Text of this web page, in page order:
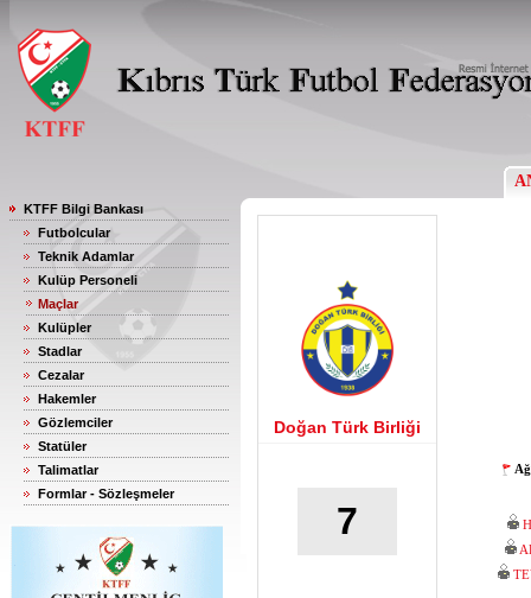
KTFF Bilgi Bankası
Futbolcular
Teknik Adamlar
Kulüp Personeli
Maçlar
Kulüpler
Stadlar
Cezalar
Hakemler
Gözlemciler
Statüler
Talimatlar
Formlar - Sözleşmeler
Doğan Türk Birliği
7